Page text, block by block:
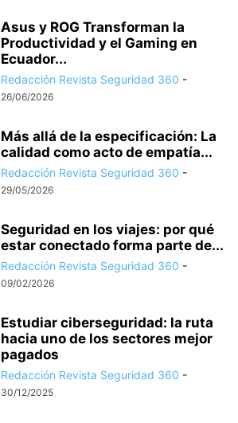
Asus y ROG Transforman la
Productividad y el Gaming en
Ecuador...
Redacción Revista Seguridad 360 -
26/06/2026
Más allá de la especificación: La
calidad como acto de empatía...
Redacción Revista Seguridad 360 -
29/05/2026
Seguridad en los viajes: por qué
estar conectado forma parte de...
Redacción Revista Seguridad 360 -
09/02/2026
Estudiar ciberseguridad: la ruta
hacia uno de los sectores mejor
pagados
Redacción Revista Seguridad 360 -
30/12/2025